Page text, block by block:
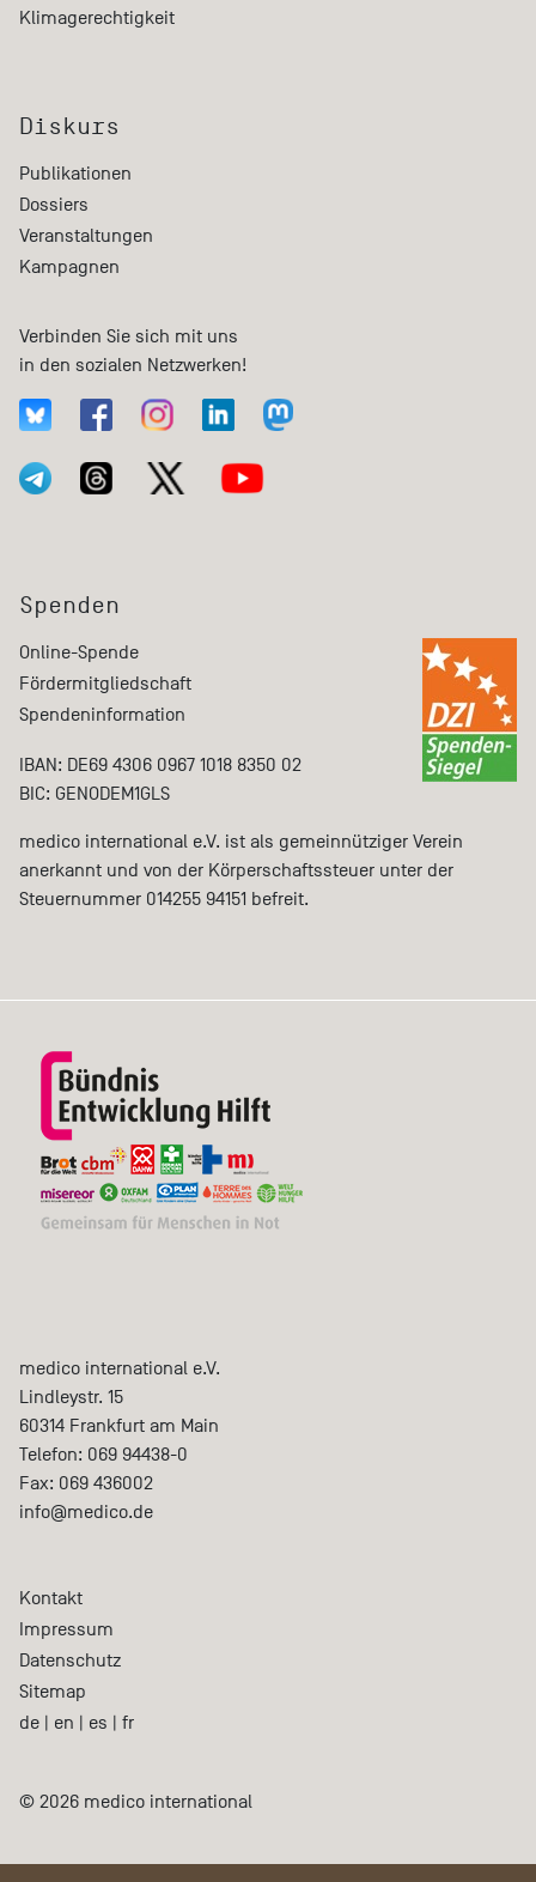
Klimagerechtigkeit
Diskurs
Publikationen
Dossiers
Veranstaltungen
Kampagnen
Verbinden Sie sich mit uns
in den sozialen Netzwerken!
Spenden
Online-Spende
Fördermitgliedschaft
Spendeninformation
IBAN: DE69 4306 0967 1018 8350 02
BIC: GENODEM1GLS
medico international e.V. ist als gemeinnütziger Verein
anerkannt und von der Körperschaftssteuer unter der
Steuernummer 014255 94151 befreit.
medico international e.V.
Lindleystr. 15
60314 Frankfurt am Main
Telefon: 069 94438-0
Fax: 069 436002
info@medico.de
Kontakt
Impressum
Datenschutz
Sitemap
de | en | es | fr
© 2026 medico international